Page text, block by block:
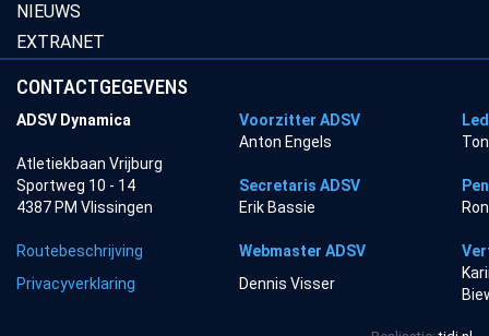
NIEUWS
EXTRANET
CONTACTGEGEVENS
ADSV Dynamica Voorzitter ADSV
Anton Engels
Atletiekbaan Vrijburg
Sportweg 10 - 14
Secretaris ADSV
4387 PM Vlissingen
Erik Bassie
Routebeschrijving Webmaster ADSV
Privacyverklaring
Dennis Visser